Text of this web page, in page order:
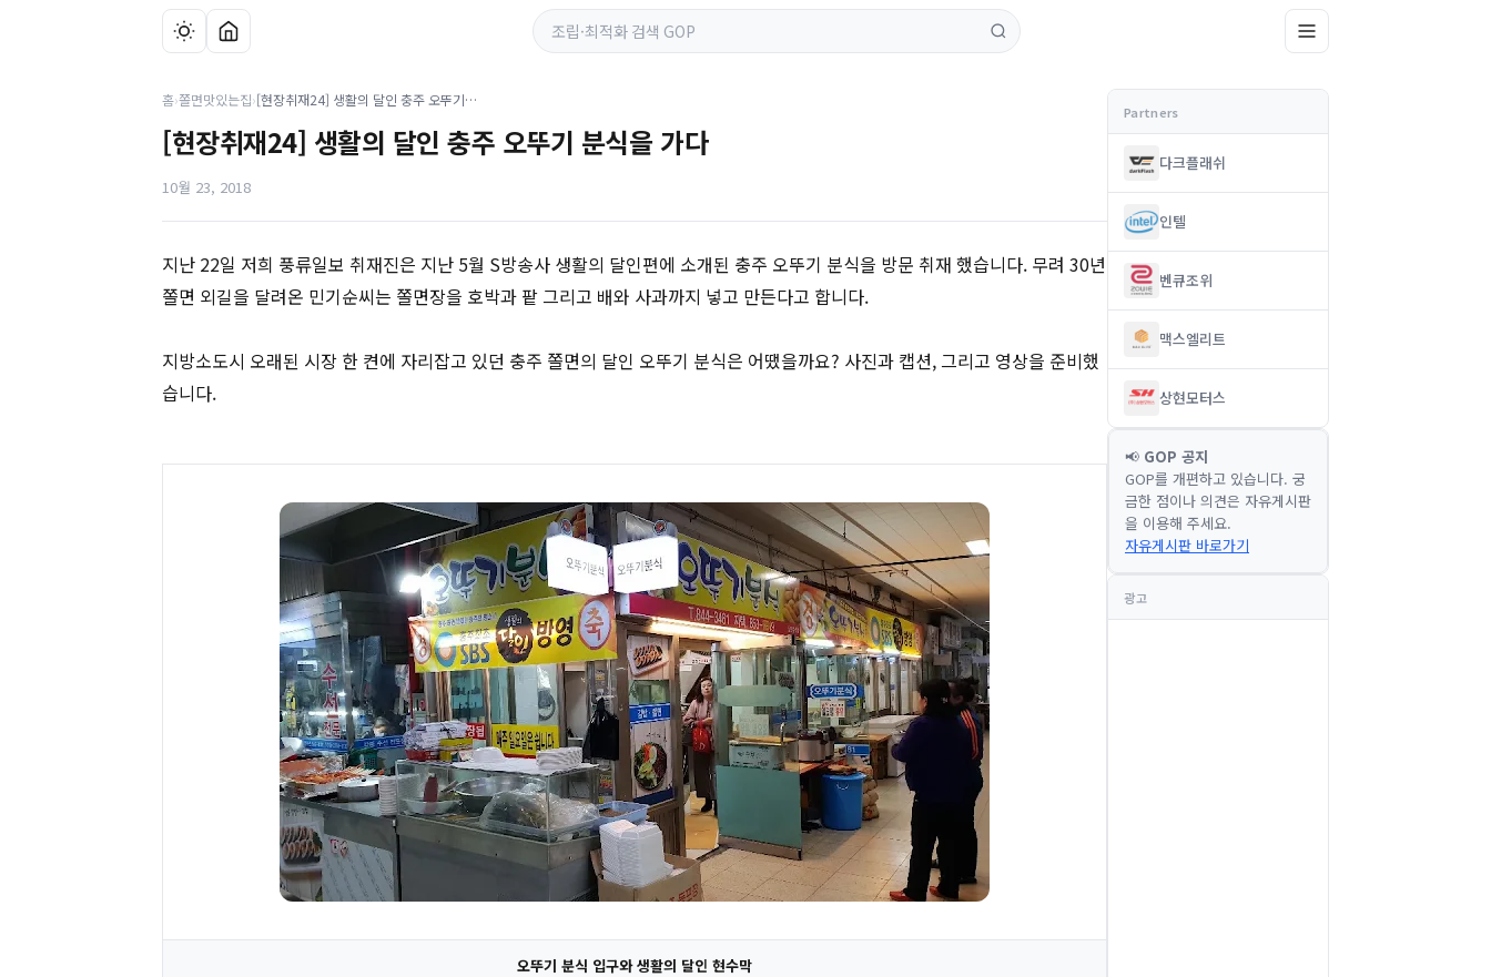
홈›쫄면맛있는집› [현장취재24] 생활의 달인 충주 오뚜기 분식을 가다
[현장취재24] 생활의 달인 충주 오뚜기 분식을 가다
10월 23, 2018
지난 22일 저희 풍류일보 취재진은 지난 5월 S방송사 생활의 달인편에 소개된 충주 오뚜기 분식을 방문 취재 했습니다. 무려 30년
쫄면 외길을 달려온 민기순씨는 쫄면장을 호박과 팥 그리고 배와 사과까지 넣고 만든다고 합니다.
지방소도시 오래된 시장 한 켠에 자리잡고 있던 충주 쫄면의 달인 오뚜기 분식은 어땠을까요? 사진과 캡션, 그리고 영상을 준비했
습니다.
오뚜기 분식 입구와 생활의 달인 현수막
다크플래쉬
인텔
벤큐조위
맥스엘리트
상현모터스
📢 GOP 공지
GOP를 개편하고 있습니다. 궁
금한 점이나 의견은 자유게시판
을 이용해 주세요.
자유게시판 바로가기
광고